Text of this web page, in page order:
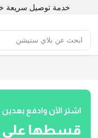
خدمة توصيل سريعة خلال 4 - 6
ابحث عن بلاي ستيشن
اشتر الآن وادفع بعدين
قسطها على 4 دفعات